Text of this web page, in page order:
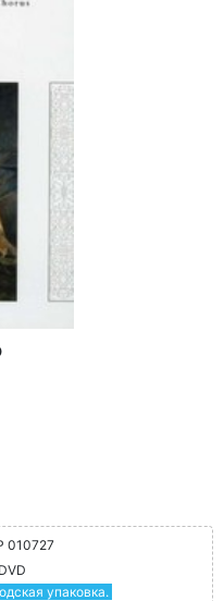
010727
упаковка.